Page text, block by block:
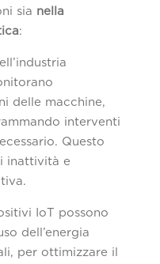
sia nella
:
delle macchine,
interventi
Questo
inattività e
IoT possono
dell’energia
per ottimizzare il